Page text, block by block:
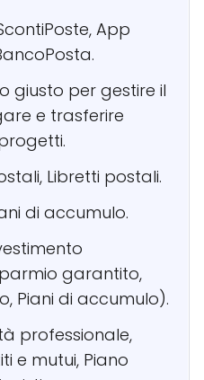
App
giusto per gestire il
e trasferire
Libretti postali.
di accumulo.
garantito,
Piani di accumulo).
professionale,
e mutui, Piano